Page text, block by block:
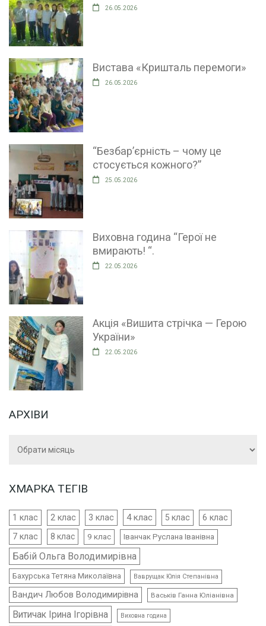
26.05.2026
Вистава «Кришталь перемоги»
26.05.2026
“Безбар’єрність – чому це
стосується кожного?”
25.05.2026
Виховна година “Герої не
вмирають! “.
22.05.2026
Акція «Вишита стрічка — Герою
України»
22.05.2026
АРХІВИ
ХМАРКА ТЕГІВ
1 клас 2 клас 3 клас 4 клас 5 клас 6 клас
7 клас 8 клас 9 клас Іванчак Руслана Іванівна
Бабій Ольга Володимирівна
Бахурська Тетяна Миколаївна Ваврущак Юлія Степанівна
Вандич Любов Володимирівна Васьків Ганна Юліанівна
Витичак Ірина Ігорівна Виховна година